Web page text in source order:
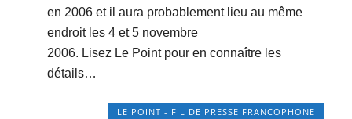
en 2006 et il aura probablement lieu au même
endroit les 4 et 5 novembre
2006. Lisez Le Point pour en connaître les
détails…
LE POINT - FIL DE PRESSE FRANCOPHONE